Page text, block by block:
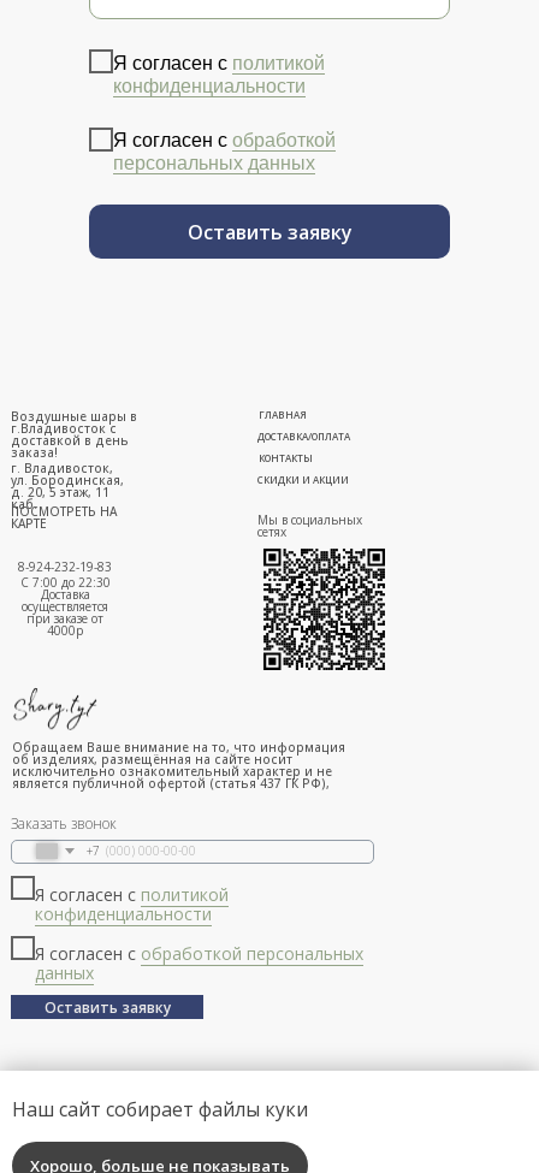
Я согласен с политикой
конфиденциальности
Я согласен с обработкой
персональных данных
Оставить заявку
г. Владивосток,
ул. Бородинская,
д. 20, 5 этаж, 11
каб.
ПОСМОТРЕТЬ НА
КАРТЕ
ГЛАВНАЯ
ДОСТАВКА/ОПЛАТА
СКИДКИ И АКЦИИ
КОНТАКТЫ
8-924-232-19-83
С 7:00 до 22:30
Доставка
осуществляется
при заказе от
4000р
Воздушные шары в
г.Владивосток с
доставкой в день
заказа!
Мы в социальных
сетях
Заказать звонок
+7
Я согласен с политикой
конфиденциальности
Я согласен с обработкой персональных
данных
Оставить заявку
Обращаем Ваше внимание на то, что информация
об изделиях, размещённая на сайте носит
исключительно ознакомительный характер и не
является публичной офертой (статья 437 ГК РФ),
Наш сайт собирает файлы куки
Хорошо, больше не показывать